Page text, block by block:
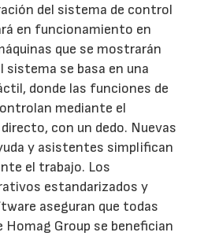
del sistema de control
en funcionamiento en
que se mostrarán
sistema se basa en una
donde las funciones de
mediante el
con un dedo. Nuevas
y asistentes simplifican
el trabajo. Los
estandarizados y
aseguran que todas
Homag Group se benefician